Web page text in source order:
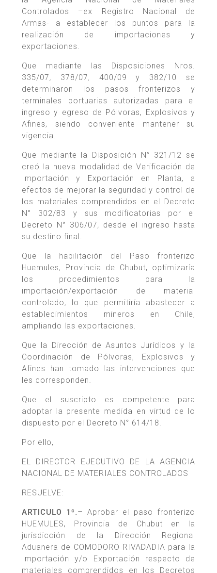
Controlados –ex Registro Nacional de
Armas- a establecer los puntos para la
realización de importaciones y
exportaciones.
Que mediante las Disposiciones Nros.
335/07, 378/07, 400/09 y 382/10 se
determinaron los pasos fronterizos y
terminales portuarias autorizadas para el
ingreso y egreso de Pólvoras, Explosivos y
Afines, siendo conveniente mantener su
vigencia.
Que mediante la Disposición N° 321/12 se
creó la nueva modalidad de Verificación de
Importación y Exportación en Planta, a
efectos de mejorar la seguridad y control de
los materiales comprendidos en el Decreto
N° 302/83 y sus modificatorias por el
Decreto N° 306/07, desde el ingreso hasta
su destino final.
Que la habilitación del Paso fronterizo
Huemules, Provincia de Chubut, optimizaría
los procedimientos para la
importación/exportación de material
controlado, lo que permitiría abastecer a
establecimientos mineros en Chile,
ampliando las exportaciones.
Que la Dirección de Asuntos Jurídicos y la
Coordinación de Pólvoras, Explosivos y
Afines han tomado las intervenciones que
les corresponden.
Que el suscripto es competente para
adoptar la presente medida en virtud de lo
dispuesto por el Decreto N° 614/18.
Por ello,
EL DIRECTOR EJECUTIVO DE LA AGENCIA
NACIONAL DE MATERIALES CONTROLADOS
RESUELVE:
ARTICULO 1º.– Aprobar el paso fronterizo
HUEMULES, Provincia de Chubut en la
jurisdicción de la Dirección Regional
Aduanera de COMODORO RIVADADIA para la
Importación y/o Exportación respecto de
materiales comprendidos en los Decretos